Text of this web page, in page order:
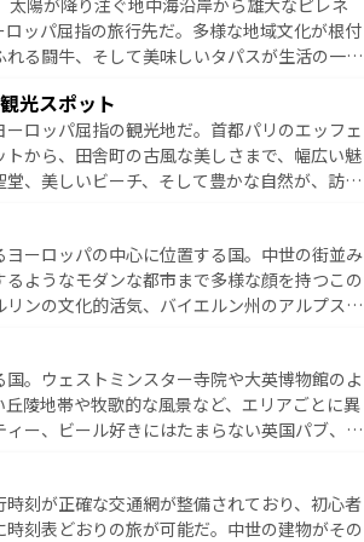
参照してほしい。
陽が降り注ぐ地中海沿岸から雄大なピレネ
ッパ屈指の旅行先だ。多様な地域文化が根付
る闘牛、そして美味しいタパスが生活の一部
穏やかなビーチリゾートまで多彩な表情を見
その個性で訪れる人を魅了する。 なお、
てほしい。
光スポット
ロッパ屈指の観光地だ。首都パリのエッフェ
から、田舎町の古風な美しさまで、幅広い魅
、美しいビーチ、そして豊かな自然が、訪れ
さらに、パリ以外の地域にも魅力が溢れてお
る。パリ以外の個性あふれる地方に足を運ぶ
とそれぞれで全く異なる文化を体験できるだろう。 なお、新着のフランス情報はコンテンツ
ーロッパの中心に位置する国。中世の街並み
ようなモダンな都市まで多様な顔を持つこの
ンの文化的活気、バイエルン州のアルプスの
。ウェストミンスター寺院や大英博物館のよ
陵地帯や牧歌的な風景など、エリアごとに異
ー、ビール好きにはたまらない英国パブ、サ
刻が正確な交通網が整備されており、初心者
刻表どおりの旅が可能だ。中世の建物がその